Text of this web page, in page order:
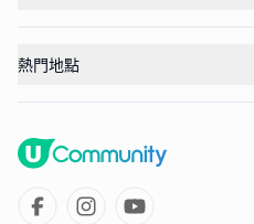
熱門地點